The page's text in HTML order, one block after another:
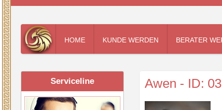
HOME KUNDE WERDEN BERATER
Serviceline Awen - ID: